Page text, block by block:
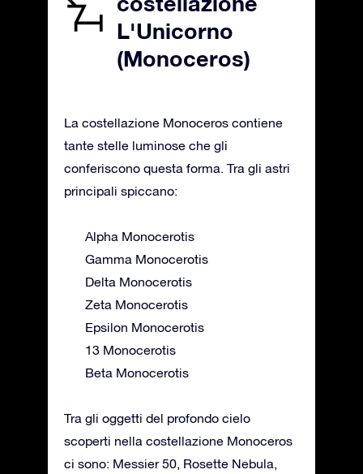
L'Unicorno
(Monoceros)
La costellazione Monoceros contiene
tante stelle luminose che gli
conferiscono questa forma. Tra gli astri
principali spiccano:
Alpha Monocerotis
Gamma Monocerotis
Delta Monocerotis
Zeta Monocerotis
Epsilon Monocerotis
13 Monocerotis
Beta Monocerotis
Tra gli oggetti del profondo cielo
scoperti nella costellazione Monoceros
ci sono: Messier 50, Rosette Nebula,